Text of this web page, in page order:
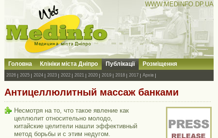
WWW.MEDINFO.DP.UA
Головна Клініки міста Дніпро Публікації Розміщення
2026 2025 2024 2023 2022 2021 2020 2019 2018 2017 Архів
Антицеллюлитный массаж банками
Несмотря на то, что такое явление как
целлюлит относительно молодо,
китайские целители нашли эффективный
метод борьбы и с этим недугом.